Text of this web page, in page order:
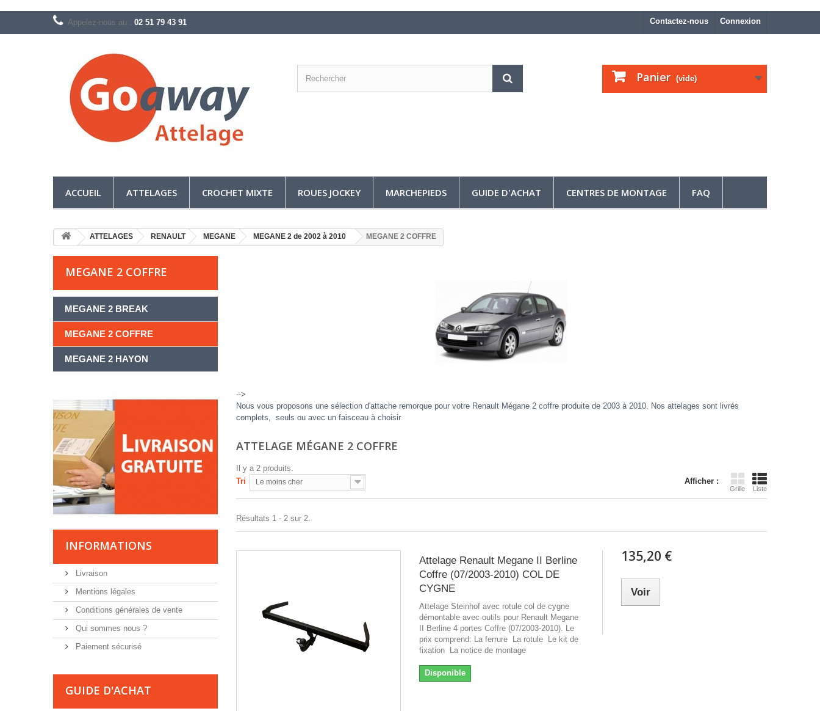
Connexion
Contactez-nous
Appelez-nous au : 02 51 79 43 91
Panier (vide)
ACCUEIL ATTELAGES CROCHET MIXTE ROUES JOCKEY MARCHEPIEDS GUIDE D'ACHAT CENTRES DE MONTAGE FAQ
ATTELAGES RENAULT MEGANE MEGANE 2 de 2002 à 2010 MEGANE 2 COFFRE
MEGANE 2 COFFRE
MEGANE 2 BREAK
MEGANE 2 COFFRE
MEGANE 2 HAYON
INFORMATIONS
Livraison
Mentions légales
Conditions générales de vente
Qui sommes nous ?
Paiement sécurisé
GUIDE D'ACHAT
-->
Nous vous proposons une sélection d'attache remorque pour votre Renault Mégane 2 coffre produite de 2003 à 2010. Nos attelages sont livrés
complets, seuls ou avec un faisceau à choisir
ATTELAGE MÉGANE 2 COFFRE
Il y a 2 produits.
Afficher :
Grille Liste
Tri Le moins cher
Résultats 1 - 2 sur 2.
Attelage Renault Megane II Berline
Coffre (07/2003-2010) COL DE
CYGNE
Attelage Steinhof avec rotule col de cygne
démontable avec outils pour Renault Megane
II Berline 4 portes Coffre (07/2003-2010). Le
prix comprend: La ferrure La rotule Le kit de
fixation La notice de montage
Disponible
135,20 €
Voir